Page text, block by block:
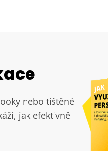
nebo tištěné
jak efektivně